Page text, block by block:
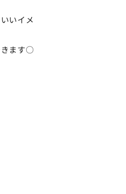
いイメ
きます○